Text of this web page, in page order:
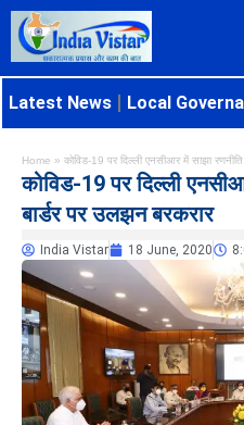
Latest News Local
Home » कोविड-19 पर दिल्ली एनसीआर में साझा
कोविड-19 पर दिल्ली
बार्डर पर उलझन बरकरार
India Vistar 18 June, 2020